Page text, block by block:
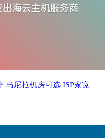
马尼拉机房可选 ISP家宽